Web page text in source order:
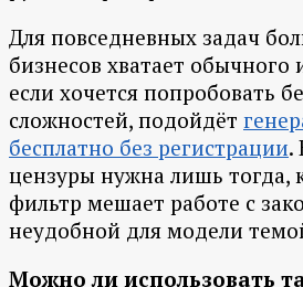
Для повседневных задач
бизнесов хватает обычного
если хочется попробовать
сложностей, подойдёт
бесплатно без регистрации.
цензуры нужна лишь тогда,
фильтр мешает работе с
неудобной для модели
Можно ли использовать